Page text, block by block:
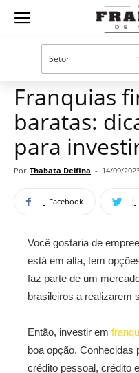
Guia
Oportunidades e tendências
Franquias
baratas:
para
Por Thabata Delfina - 14/09/
Facebook
Você gostaria de
está em alta, tem
faz parte de um
brasileiros a realizarem
Então, investir em
boa opção. Conhecidas
crédito pessoal, crédito